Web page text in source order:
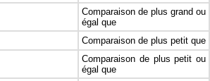
Comparaison de plus grand ou
égal que
Comparaison de plus petit que
Comparaison de plus petit ou
égal que